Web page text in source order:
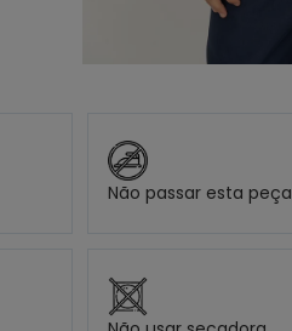
Não passar esta peça